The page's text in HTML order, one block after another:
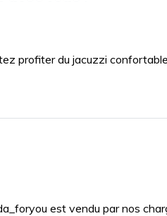
profiter du jacuzzi
est vendu par nos